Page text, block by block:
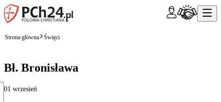
Strona główna Święci
Bł. Bronisława
01 wrzesień